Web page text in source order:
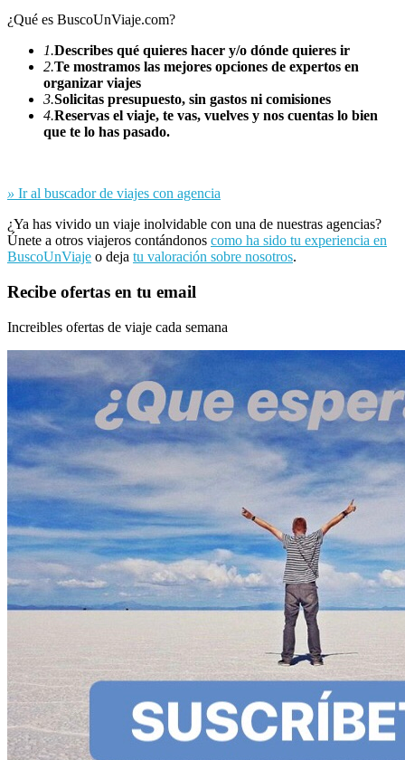
¿Qué es BuscoUnViaje.com?
1.Describes qué quieres hacer y/o dónde quieres ir
2.Te mostramos las mejores opciones de expertos en
organizar viajes
3.Solicitas presupuesto, sin gastos ni comisiones
4.Reservas el viaje, te vas, vuelves y nos cuentas lo bien
que te lo has pasado.
» Ir al buscador de viajes con agencia
¿Ya has vivido un viaje inolvidable con una de nuestras agencias?
Únete a otros viajeros contándonos como ha sido tu experiencia en
BuscoUnViaje o deja tu valoración sobre nosotros.
Recibe ofertas en tu email
Increibles ofertas de viaje cada semana